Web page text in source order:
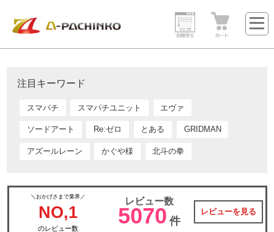
注目キーワード
スマパチ スマパチユニット エヴァ
ソードアート Re:ゼロ とある GRIDMAN
アズールレーン かぐや様 北斗の拳
＼おかげさまで業界／
NO,1
のレビュー数
レビュー数
5070 件
レビューを見る